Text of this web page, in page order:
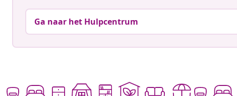
Ga naar het Hulpcentrum